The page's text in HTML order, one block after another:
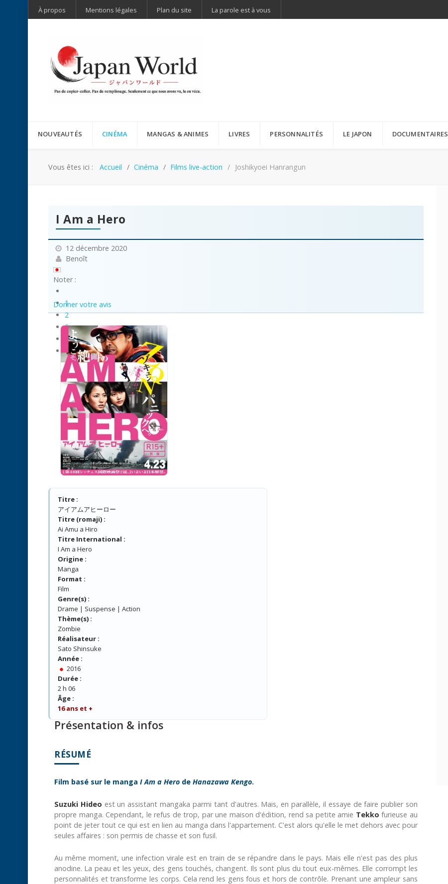
À propos Mentions légales Plan du site La parole est à vous
NOUVEAUTÉS CINÉMA MANGAS & ANIMES LIVRES PERSONNALITÉS LE JAPON DOCUMENTAIRES
Vous êtes ici : Accueil Cinéma Films live-action Joshikyoei Hanrangun
I Am a Hero
12 décembre 2020
Benoît
Noter :
1
2
3
4
5
Donner votre avis
Titre :
アイアムアヒーロー
Titre (romaji) :
Ai Amu a Hiro
Titre International :
I Am a Hero
Origine :
Manga
Format :
Film
Genre(s) :
Drame | Suspense | Action
Thème(s) :
Zombie
Réalisateur :
Sato Shinsuke
Année :
2016
Durée :
2 h 06
Âge :
16 ans et +
Présentation & infos
RÉSUMÉ
Film basé sur le manga I Am a Hero de Hanazawa Kengo.
Suzuki Hideo est un assistant mangaka parmi tant d'autres. Mais, en parallèle, il essaye de faire publier son
propre manga. Cependant, le refus de trop, par une maison d'édition, rend sa petite amie Tekko furieuse au
point de jeter tout ce qui est en lien au manga dans l'appartement. C'est alors qu'elle le met dehors avec pour
seules affaires : son permis de chasse et son fusil.
Au même moment, une infection virale est en train de se répandre dans le pays. Mais elle n'est pas des plus
anodine. La peau et les yeux, des gens touchés, changent. Ils sont plus du tout eux-mêmes. Elle corrompt les
personnalités et transforme les corps. Cela rend les gens fous et hors de contrôle. Prenant une ampleur sans